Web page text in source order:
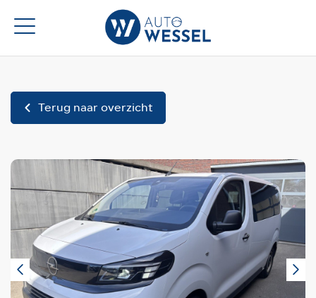
Terug naar overzicht